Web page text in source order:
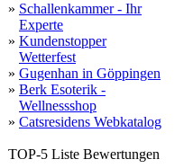
» Schallenkammer - Ihr
Experte
» Kundenstopper
Wetterfest
» Gugenhan in Göppingen
» Berk Esoterik -
Wellnessshop
» Catsresidens Webkatalog
TOP-5 Liste Bewertungen